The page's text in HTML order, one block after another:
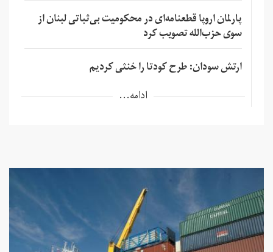
پارلمان اروپا قطعنامه‌ای در محکومیت بی‌ثباتی لبنان از
سوی حزب‌الله تصویب کرد
ارتش سودان: طرح کودتا را خنثی کردیم
ادامه...